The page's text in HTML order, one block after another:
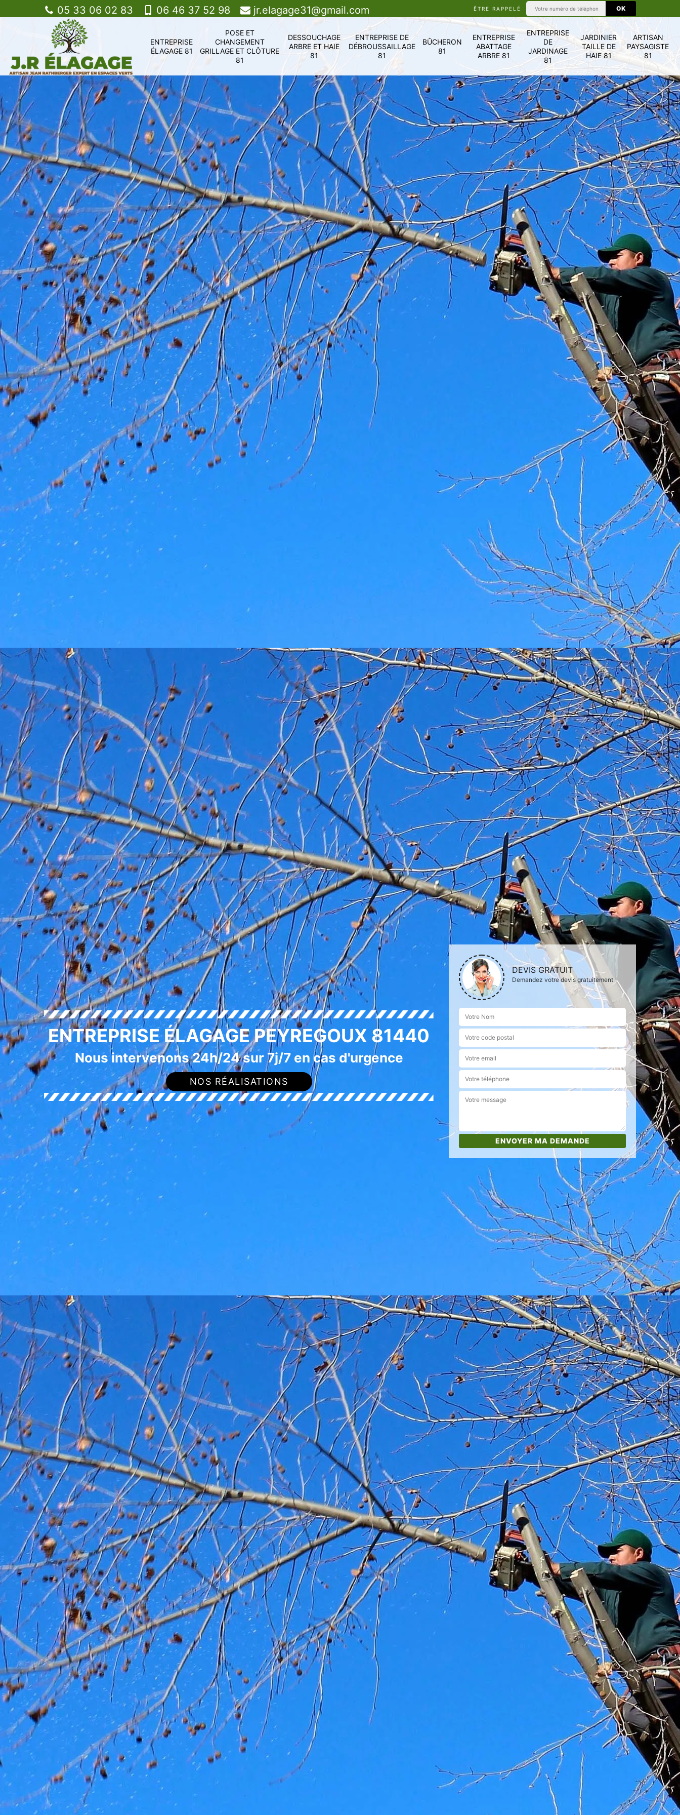
05 33 06 02 83 06 46 37 52 98 jr.elagage31@gmail.com ÊTRE RAPPELÉ
ENTREPRISE
ÉLAGAGE 81
POSE ET
CHANGEMENT
GRILLAGE ET CLÔTURE
81
DESSOUCHAGE
ARBRE ET HAIE
81
ENTREPRISE DE
DÉBROUSSAILLAGE
81
BÛCHERON
81
ENTREPRISE
ABATTAGE
ARBRE 81
ENTREPRISE
DE
JARDINAGE
81
JARDINIER
TAILLE DE
HAIE 81
ARTISAN
PAYSAGISTE
81
ENTREPRISE ÉLAGAGE PEYREGOUX 81440
Nous intervenons 24h/24 sur 7j/7 en cas d'urgence
NOS RÉALISATIONS
DEVIS GRATUIT
Demandez votre devis gratuitement